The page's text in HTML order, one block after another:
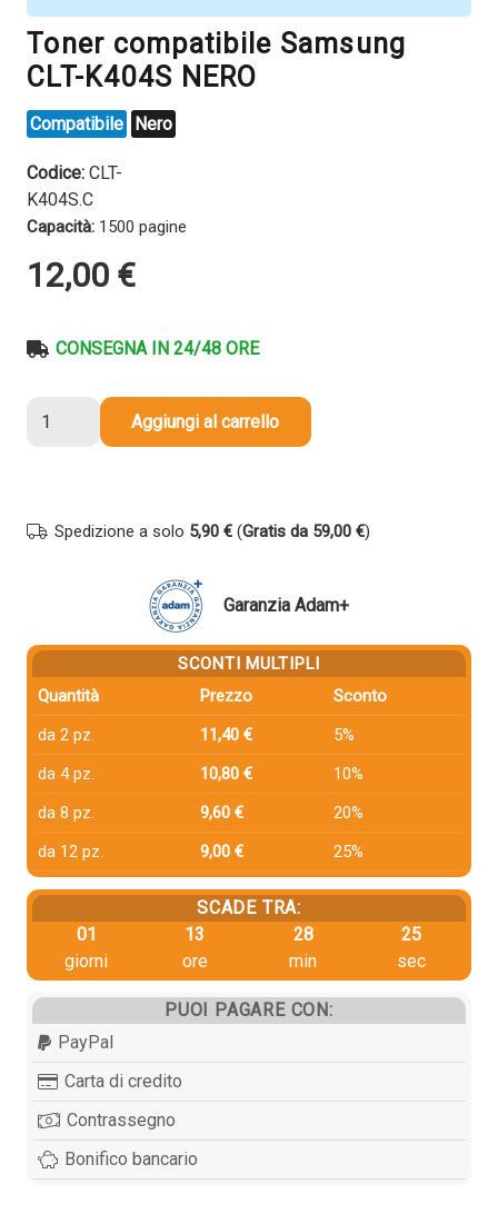
Toner compatibile Samsung
CLT-K404S NERO
Compatibile Nero
Codice: CLT-
K404S.C
Capacità: 1500 pagine
12,00 €
CONSEGNA IN 24/48 ORE
compatibile
NERO
Aggiungi al carrello
Spedizione a solo 5,90 € (Gratis da 59,00 €)
Garanzia Adam+
SCONTI MULTIPLI
Quantità
Prezzo
Sconto
da 2 pz.
11,40 €
5%
da 4 pz.
10,80 €
10%
da 8 pz.
9,60 €
20%
da 12 pz.
9,00 € 25%
SCADE TRA:
01
giorni
13
ore
28
min
25
sec
PUOI PAGARE CON:
PayPal
Carta di credito
Contrassegno
Bonifico bancario